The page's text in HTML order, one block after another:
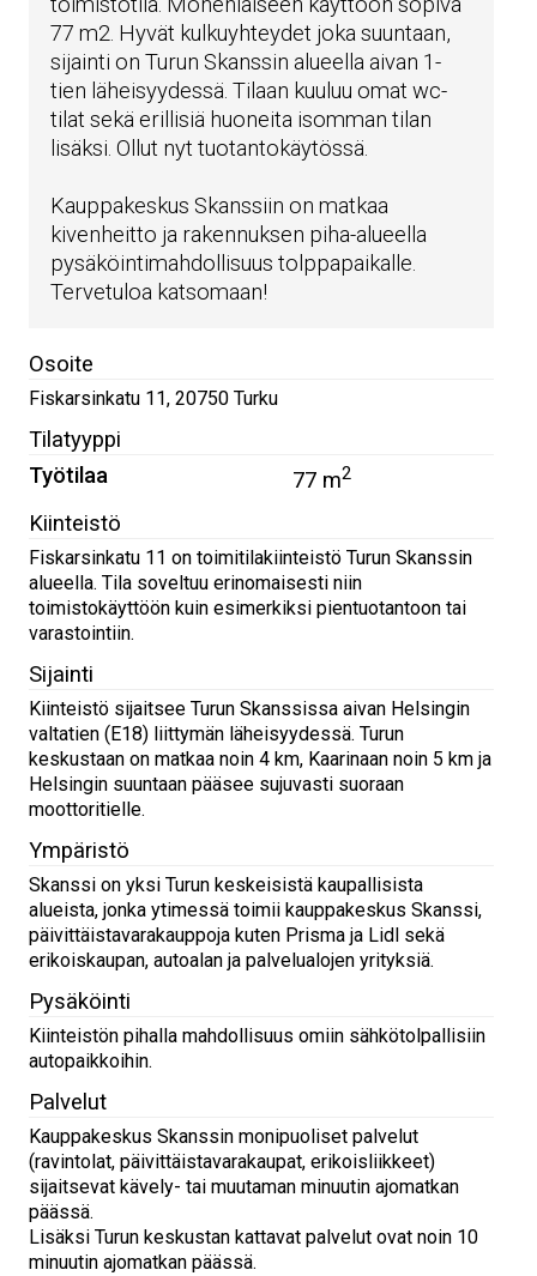
77 m2. Hyvät kulkuyhteydet joka suuntaan,
sijainti on Turun Skanssin alueella aivan 1-
tien läheisyydessä. Tilaan kuuluu omat wc-
tilat sekä erillisiä huoneita isomman tilan
lisäksi. Ollut nyt tuotantokäytössä.
Kauppakeskus Skanssiin on matkaa
kivenheitto ja rakennuksen piha-alueella
pysäköintimahdollisuus tolppapaikalle.
Tervetuloa katsomaan!
Osoite
Fiskarsinkatu 11, 20750 Turku
Tilatyyppi
Työtilaa
77 m2
Kiinteistö
Fiskarsinkatu 11 on toimitilakiinteistö Turun Skanssin
alueella. Tila soveltuu erinomaisesti niin
toimistokäyttöön kuin esimerkiksi pientuotantoon tai
varastointiin.
Sijainti
Kiinteistö sijaitsee Turun Skanssissa aivan Helsingin
valtatien (E18) liittymän läheisyydessä. Turun
keskustaan on matkaa noin 4 km, Kaarinaan noin 5 km ja
Helsingin suuntaan pääsee sujuvasti suoraan
moottoritielle.
Ympäristö
Skanssi on yksi Turun keskeisistä kaupallisista
alueista, jonka ytimessä toimii kauppakeskus Skanssi,
päivittäistavarakauppoja kuten Prisma ja Lidl sekä
erikoiskaupan, autoalan ja palvelualojen yrityksiä.
Pysäköinti
Kiinteistön pihalla mahdollisuus omiin sähkötolpallisiin
autopaikkoihin.
Palvelut
Kauppakeskus Skanssin monipuoliset palvelut
(ravintolat, päivittäistavarakaupat, erikoisliikkeet)
sijaitsevat kävely- tai muutaman minuutin ajomatkan
päässä.
Lisäksi Turun keskustan kattavat palvelut ovat noin 10
minuutin ajomatkan päässä.